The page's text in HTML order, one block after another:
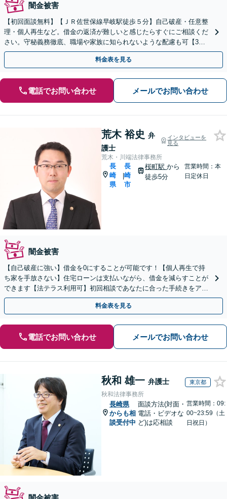
闇金被害
【初回面談無料】【ＪＲ佐世保線早岐駅徒歩５分】自己破産・任意整
理・個人再生など。借金の返済が難しいと感じたらすぐにご相談くだ
さい。守秘義務徹底、職場や家族に知られないような配慮も可【3拠
点に計6人弁護士在籍】
料金表を見る
電話でお問い合わせ メールでお問い合わせ
荒木 裕史 弁
護士
インタビューを
見る
荒木・川端法律事務所
長
崎
県
|
長
崎
市
桜町駅から
徒歩5分
営業時間：本
日定休日
闇金被害
【自己破産に強い】借金を0にすることが可能です！【個人再生で持
ち家を手放さない】住宅ローンは支払いながら、借金を減らすことが
できます【法テラス利用可】初回相談であなたに合った手続きをアド
バイスします。お気軽にご相談ください。
料金表を見る
電話でお問い合わせ メールでお問い合わせ
秋和 雄一 弁護士 東京都
秋和法律事務所
長崎県
からも相
談受付中
面談方法(対面・
電話・ビデオな
ど)は応相談
営業時間：09:
00~23:59（土
日祝日）